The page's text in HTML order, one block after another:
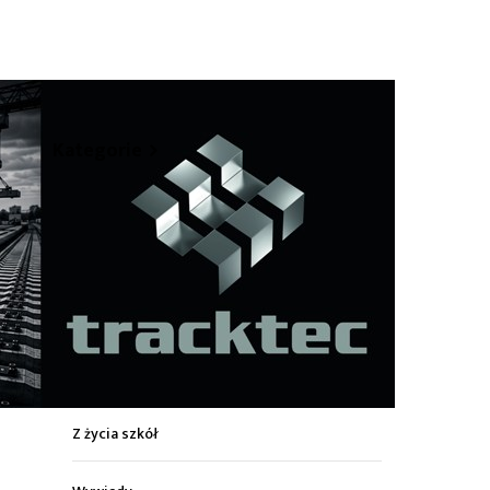
Z życia miasta
Kultura
Z życia szkół